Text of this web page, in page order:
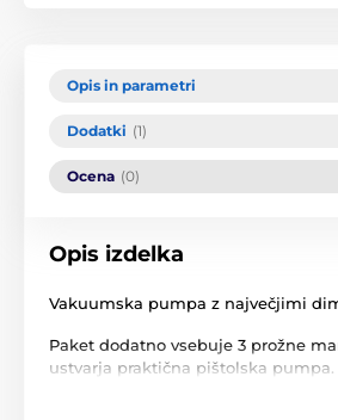
Opis in parametri
Dodatki (1)
Ocena (0)
Opis izdelka
Vakuumska pumpa z največjimi
Paket dodatno vsebuje 3 prožne
ustvarja praktična pištolska pumpa.